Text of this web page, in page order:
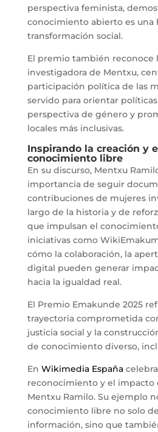
perspectiva feminista,
conocimiento abierto es una
transformación social.
El premio también reconoce
investigadora de Mentxu,
participación política de las
servido para orientar
perspectiva de género y
locales más inclusivas.
Inspirando la creación y
conocimiento libre
En su discurso, Mentxu
importancia de seguir
contribuciones de mujeres
largo de la historia y de
que impulsan el
iniciativas como
cómo la colaboración, la
digital pueden generar
hacia la igualdad real.
El Premio Emakunde 2025
trayectoria comprometida
justicia social y la
de conocimiento diverso,
En Wikimedia España
reconocimiento y el impacto
Mentxu Ramilo. Su ejemplo
conocimiento libre no solo
información, sino que